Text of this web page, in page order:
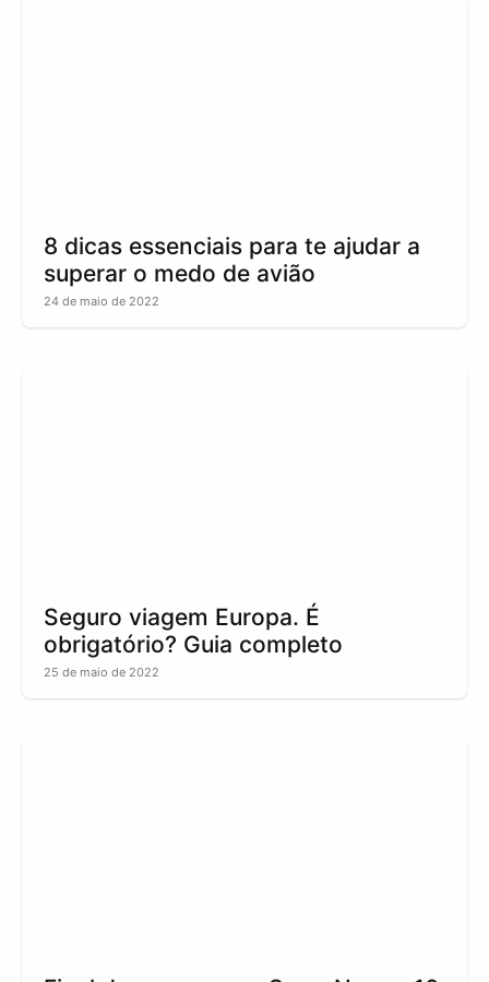
8 dicas essenciais para te ajudar a
superar o medo de avião
24 de maio de 2022
Seguro viagem Europa. É
obrigatório? Guia completo
25 de maio de 2022